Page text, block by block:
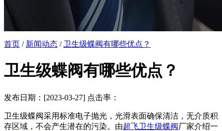
首页 / 新闻动态 / 卫生级蝶阀有哪些优点？
卫生级蝶阀有哪些优点？
发布日期：[2023-03-27] 点击率：
卫生级蝶阀采用标准电子抛光，光滑表面确保清洁，无介质积
存区域，不会产生潜在的污染。由超飞卫生级蝶阀厂家介绍一